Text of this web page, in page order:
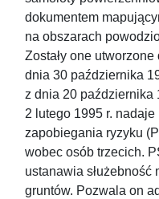
dokumentem
na obszarach
Zostały one
dnia 30 października
z dnia 20 października
2 lutego 1995 r.
zapobiegania ryzyku
wobec osób trzecich.
ustanawia służebność
gruntów. Pozwala on